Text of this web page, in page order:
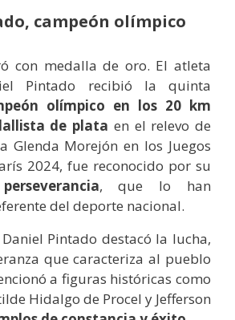
campeón olímpico
con medalla de oro. El atleta
Pintado recibió la quinta
olímpico en los 20 km
de plata en el relevo de
Glenda Morejón en los Juegos
2024, fue reconocido por su
, que lo han
del deporte nacional.
Pintado destacó la lucha,
que caracteriza al pueblo
a figuras históricas como
Hidalgo de Procel y Jefferson